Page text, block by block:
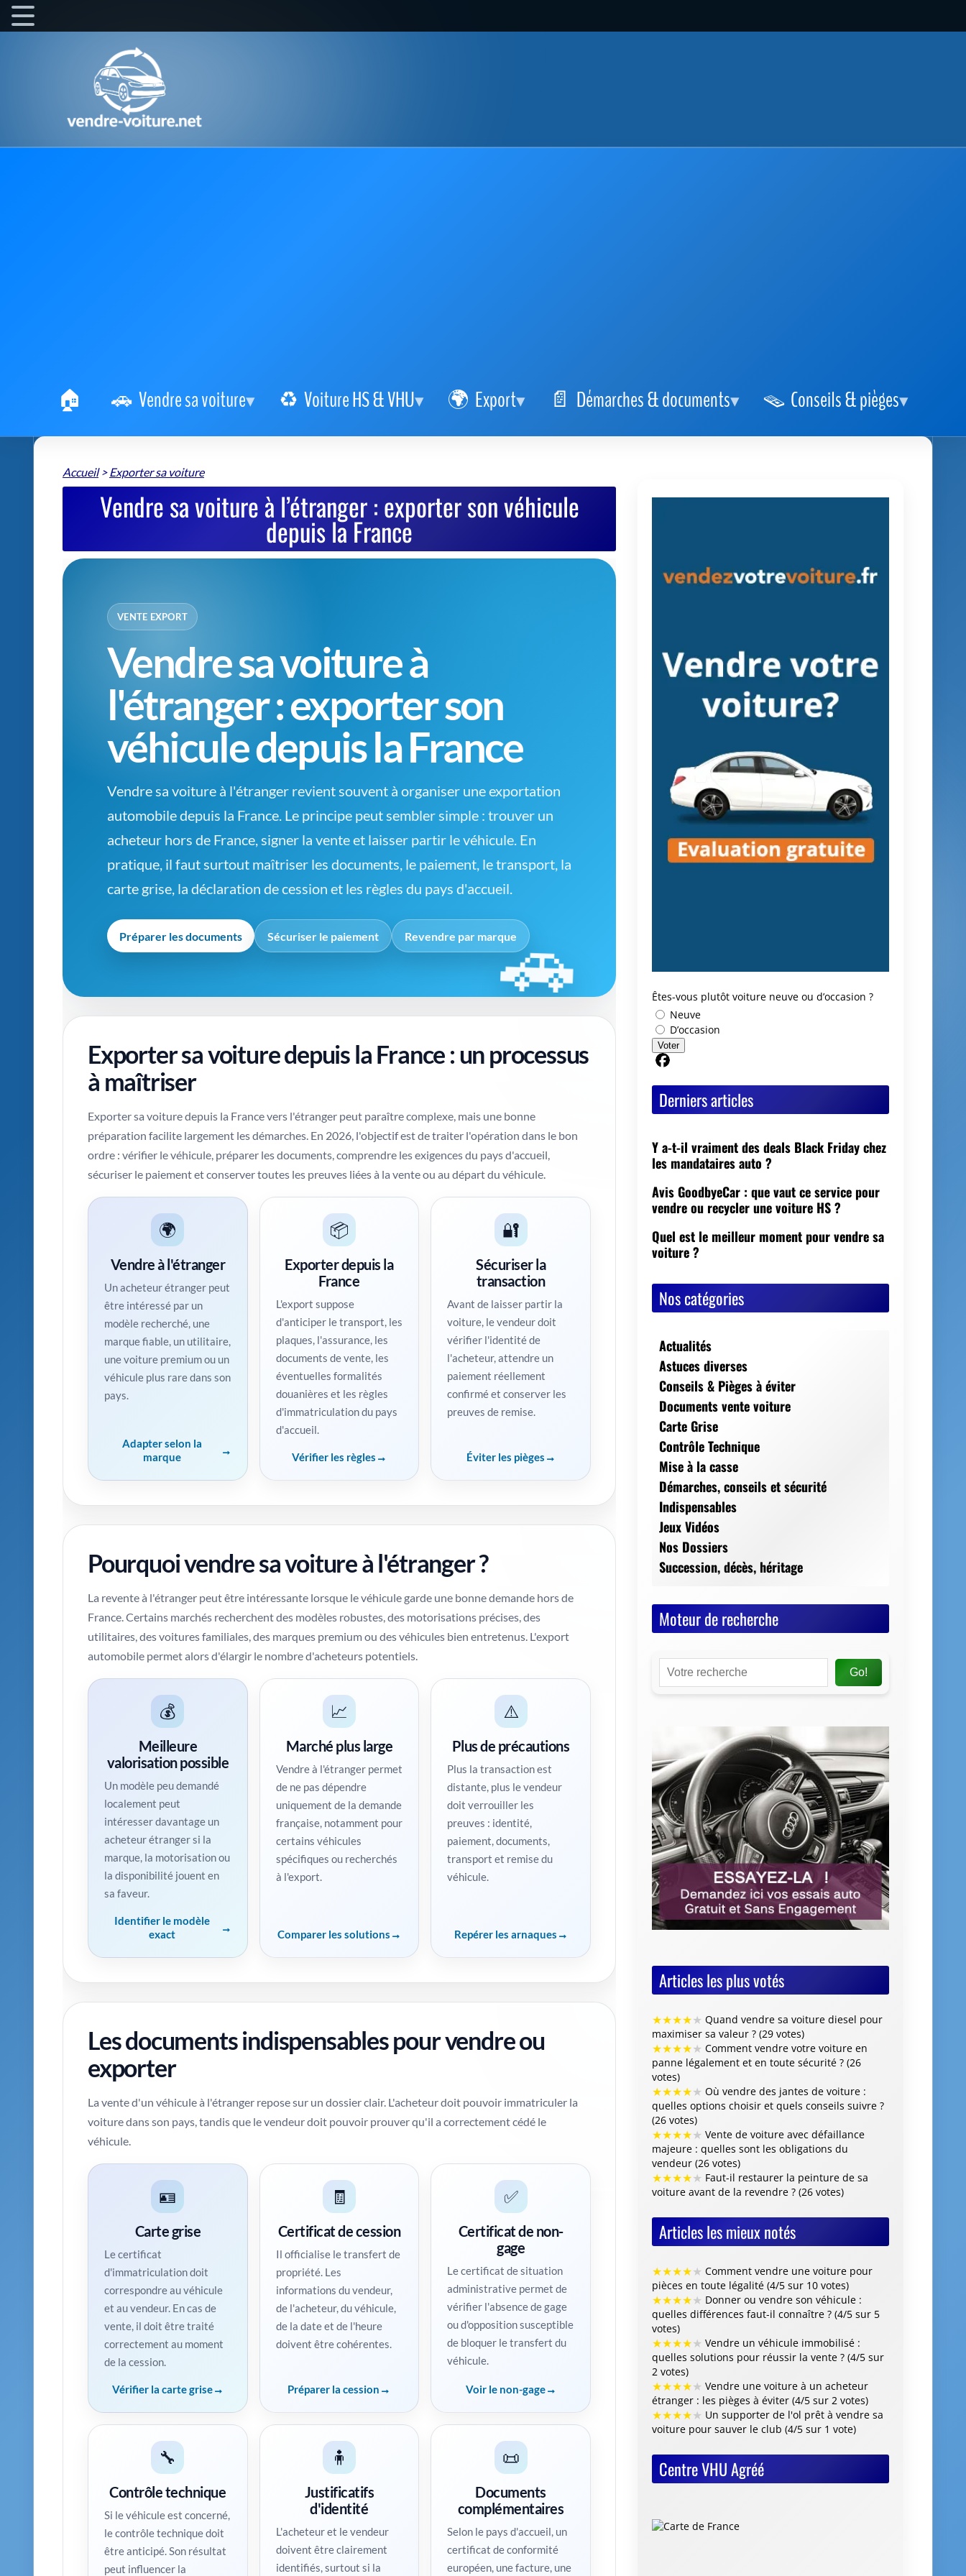
Vendre sa voiture Voiture HS & VHU Export Démarches & documents Conseils & pièges
Accueil>Exporter sa voiture
Vendre sa voiture à l’étranger : exporter son véhicule
depuis la France
VENTE EXPORT
Vendre sa voiture à
l'étranger : exporter son
véhicule depuis la France
Vendre sa voiture à l'étranger revient souvent à organiser une exportation
automobile depuis la France. Le principe peut sembler simple : trouver un
acheteur hors de France, signer la vente et laisser partir le véhicule. En
pratique, il faut surtout maîtriser les documents, le paiement, le transport, la
carte grise, la déclaration de cession et les règles du pays d'accueil.
Préparer les documents Sécuriser le paiement Revendre par marque
Exporter sa voiture depuis la France : un processus
à maîtriser
Exporter sa voiture depuis la France vers l'étranger peut paraître complexe, mais une bonne
préparation facilite largement les démarches. En 2026, l'objectif est de traiter l'opération dans le bon
ordre : vérifier le véhicule, préparer les documents, comprendre les exigences du pays d'accueil,
sécuriser le paiement et conserver toutes les preuves liées à la vente ou au départ du véhicule.
🌍
Vendre à l'étranger
Un acheteur étranger peut
être intéressé par un
modèle recherché, une
marque fiable, un utilitaire,
une voiture premium ou un
véhicule plus rare dans son
pays.
Adapter selon la
marque
📦
Exporter depuis la
France
L'export suppose
d'anticiper le transport, les
plaques, l'assurance, les
documents de vente, les
éventuelles formalités
douanières et les règles
d'immatriculation du pays
d'accueil.
Vérifier les règles
🔐
Sécuriser la
transaction
Avant de laisser partir la
voiture, le vendeur doit
vérifier l'identité de
l'acheteur, attendre un
paiement réellement
confirmé et conserver les
preuves de remise.
Éviter les pièges
Pourquoi vendre sa voiture à l'étranger ?
La revente à l'étranger peut être intéressante lorsque le véhicule garde une bonne demande hors de
France. Certains marchés recherchent des modèles robustes, des motorisations précises, des
utilitaires, des voitures familiales, des marques premium ou des véhicules bien entretenus. L'export
automobile permet alors d'élargir le nombre d'acheteurs potentiels.
💰
Meilleure
valorisation possible
Un modèle peu demandé
localement peut
intéresser davantage un
acheteur étranger si la
marque, la motorisation ou
la disponibilité jouent en
sa faveur.
Identifier le modèle
exact
📈
Marché plus large
Vendre à l'étranger permet
de ne pas dépendre
uniquement de la demande
française, notamment pour
certains véhicules
spécifiques ou recherchés
à l'export.
Comparer les solutions
⚠️
Plus de précautions
Plus la transaction est
distante, plus le vendeur
doit verrouiller les
preuves : identité,
paiement, documents,
transport et remise du
véhicule.
Repérer les arnaques
Les documents indispensables pour vendre ou
exporter
La vente d'un véhicule à l'étranger repose sur un dossier clair. L'acheteur doit pouvoir immatriculer la
voiture dans son pays, tandis que le vendeur doit pouvoir prouver qu'il a correctement cédé le
véhicule.
🪪
Carte grise
Le certificat
d'immatriculation doit
correspondre au véhicule
et au vendeur. En cas de
vente, il doit être traité
correctement au moment
de la cession.
Vérifier la carte grise
🧾
Certificat de cession
Il officialise le transfert de
propriété. Les
informations du vendeur,
de l'acheteur, du véhicule,
de la date et de l'heure
doivent être cohérentes.
Préparer la cession
✅
Certificat de non-
gage
Le certificat de situation
administrative permet de
vérifier l'absence de gage
ou d'opposition susceptible
de bloquer le transfert du
véhicule.
Voir le non-gage
🔧
Contrôle technique
Si le véhicule est concerné,
le contrôle technique doit
être anticipé. Son résultat
peut influencer la
🧍
Justificatifs
d'identité
L'acheteur et le vendeur
doivent être clairement
identifiés, surtout si la
📜
Documents
complémentaires
Selon le pays d'accueil, un
certificat de conformité
européen, une facture, une
Êtes-vous plutôt voiture neuve ou d’occasion ?
Neuve
D’occasion
Voter
Derniers articles
Y a-t-il vraiment des deals Black Friday chez
les mandataires auto ?
Avis GoodbyeCar : que vaut ce service pour
vendre ou recycler une voiture HS ?
Quel est le meilleur moment pour vendre sa
voiture ?
Nos catégories
Actualités
Astuces diverses
Conseils & Pièges à éviter
Documents vente voiture
Carte Grise
Contrôle Technique
Mise à la casse
Démarches, conseils et sécurité
Indispensables
Jeux Vidéos
Nos Dossiers
Succession, décès, héritage
Moteur de recherche
Go!
Articles les plus votés
★★★★★ Quand vendre sa voiture diesel pour
maximiser sa valeur ? (29 votes)
★★★★★ Comment vendre votre voiture en
panne légalement et en toute sécurité ? (26
votes)
★★★★★ Où vendre des jantes de voiture :
quelles options choisir et quels conseils suivre ?
(26 votes)
★★★★★ Vente de voiture avec défaillance
majeure : quelles sont les obligations du
vendeur (26 votes)
★★★★★ Faut-il restaurer la peinture de sa
voiture avant de la revendre ? (26 votes)
Articles les mieux notés
★★★★★ Comment vendre une voiture pour
pièces en toute légalité (4/5 sur 10 votes)
★★★★★ Donner ou vendre son véhicule :
quelles différences faut-il connaître ? (4/5 sur 5
votes)
★★★★★ Vendre un véhicule immobilisé :
quelles solutions pour réussir la vente ? (4/5 sur
2 votes)
★★★★★ Vendre une voiture à un acheteur
étranger : les pièges à éviter (4/5 sur 2 votes)
★★★★★ Un supporter de l'ol prêt à vendre sa
voiture pour sauver le club (4/5 sur 1 vote)
Centre VHU Agréé